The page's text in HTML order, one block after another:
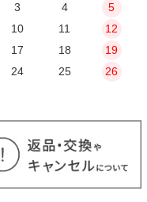
3 4
5
10 11
12
17 18
19
24 25
26